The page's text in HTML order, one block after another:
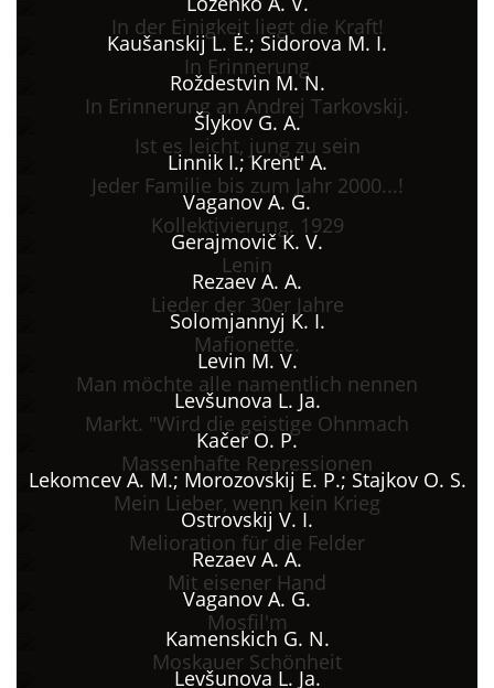
In der Einigkeit liegt die Kraft!
Kaušanskij L. Ė.; Sidorova M. I.
In Erinnerung
Roždestvin M. N.
In Erinnerung an Andrej Tarkovskij.
Šlykov G. A.
Ist es leicht, jung zu sein
Linnik I.; Krent' A.
Jeder Familie bis zum Jahr 2000...!
Vaganov A. G.
Kollektivierung. 1929
Gerajmovič K. V.
Lenin
Rezaev A. A.
Lieder der 30er Jahre
Solomjannyj K. I.
Mafionette.
Levin M. V.
Man möchte alle namentlich nennen
Levšunova L. Ja.
Markt. "Wird die geistige Ohnmach
Kačer O. P.
Massenhafte Repressionen
Lekomcev A. M.; Morozovskij E. P.; Stajkov O. S.
Mein Lieber, wenn kein Krieg
Ostrovskij V. I.
Melioration für die Felder
Rezaev A. A.
Mit eisener Hand
Vaganov A. G.
Mosfil'm
Kamenskich G. N.
Moskauer Schönheit
Levšunova L. Ja.